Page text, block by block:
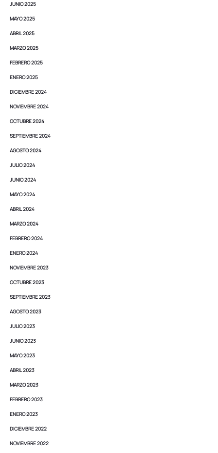
JUNIO 2025
MAYO 2025
ABRIL 2025
MARZO 2025
FEBRERO 2025
ENERO 2025
DICIEMBRE 2024
NOVIEMBRE 2024
OCTUBRE 2024
SEPTIEMBRE 2024
AGOSTO 2024
JULIO 2024
JUNIO 2024
MAYO 2024
ABRIL 2024
MARZO 2024
FEBRERO 2024
ENERO 2024
NOVIEMBRE 2023
OCTUBRE 2023
SEPTIEMBRE 2023
AGOSTO 2023
JULIO 2023
JUNIO 2023
MAYO 2023
ABRIL 2023
MARZO 2023
FEBRERO 2023
ENERO 2023
DICIEMBRE 2022
NOVIEMBRE 2022